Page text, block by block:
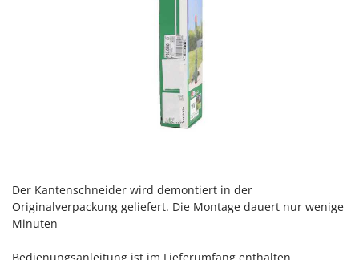
Reber
Redback
Resto Italia
Der Kantenschneider wird demontiert in der
Originalverpackung geliefert. Die Montage dauert nur wenige
Minuten